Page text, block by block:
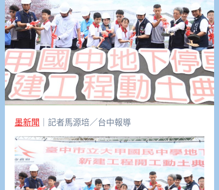
墨新聞 ｜記者馬源培／台中報導